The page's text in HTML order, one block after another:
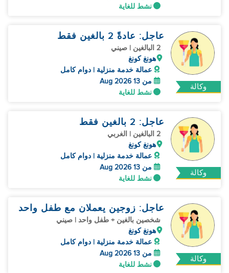
نشط للغاية
وكالة
عاجل: عادةً 2 بالغين فقط
2 البالغين | صيني
هونغ كونغ
عمالة خدمة منزلية | دوام كامل
من 13 Aug 2026
نشط للغاية
وكالة
عاجل: 2 بالغين فقط
2 البالغين | الغربي
هونغ كونغ
عمالة خدمة منزلية | دوام كامل
من 13 Aug 2026
نشط للغاية
وكالة
عاجل: زوجين يعملان مع طفل واحد
شخصين بالغين + طفل واحد | صيني
هونغ كونغ
عمالة خدمة منزلية | دوام كامل
من 13 Aug 2026
نشط للغاية